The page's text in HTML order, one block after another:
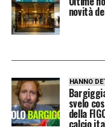
novità
HANNO
svelo
della
calcio